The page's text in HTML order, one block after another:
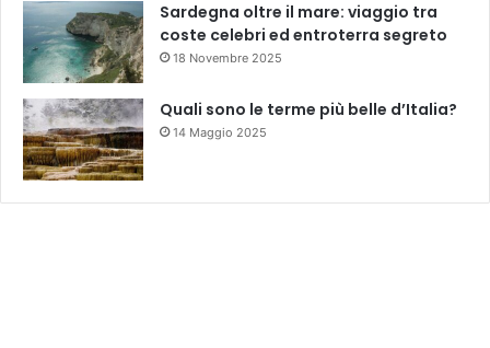
Sardegna oltre il mare: viaggio tra
coste celebri ed entroterra segreto
18 Novembre 2025
Quali sono le terme più belle d’Italia?
14 Maggio 2025